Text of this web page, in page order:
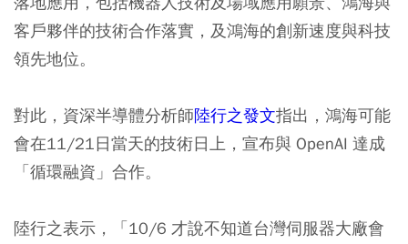
客戶夥伴的技術合作落實，及鴻海的創新速度與科技
領先地位。
對此，資深半導體分析師陸行之發文指出，鴻海可能
會在11/21日當天的技術日上，宣布與 OpenAI 達成
「循環融資」合作。
陸行之表示，「10/6 才說不知道台灣伺服器大廠會